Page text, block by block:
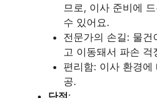
므로, 이사 준비에
수 있어요.
전문가의 손길: 물건
고 이동돼서 파손 걱
편리함: 이사 환경에
공.